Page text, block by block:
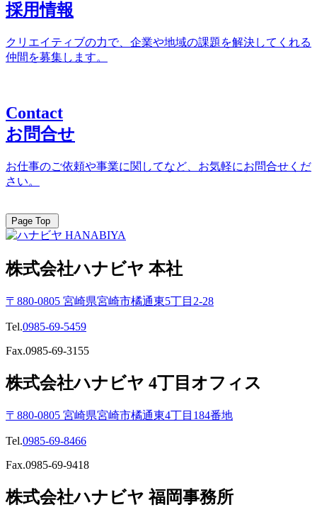
採用情報
クリエイティブの力で、企業や地域の課題を解決してくれる
仲間を募集します。
Contact
お問合せ
お仕事のご依頼や事業に関してなど、お気軽にお問合せくだ
さい。
Page Top
株式会社ハナビヤ 本社
〒880-0805 宮崎県宮崎市橘通東5丁目2-28
Tel.0985-69-5459
Fax.0985-69-3155
株式会社ハナビヤ 4丁目オフィス
〒880-0805 宮崎県宮崎市橘通東4丁目184番地
Tel.0985-69-8466
Fax.0985-69-9418
株式会社ハナビヤ 福岡事務所